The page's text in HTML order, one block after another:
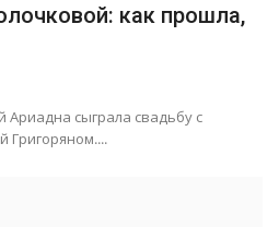
как прошла,
Ариадна сыграла свадьбу с
Григоряном....